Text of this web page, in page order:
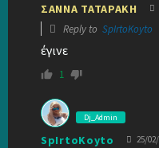
ΣΑΝΝΑ ΤΑΤΑΡΑΚΗ
Reply to SpIrtoKoyto
έγινε
1
Dj_Admin
SpIrtoKoyto 25/